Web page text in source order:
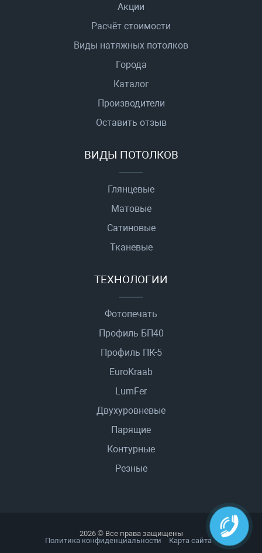
Акции
Расчёт стоимости
Виды натяжных потолков
Города
Каталог
Производители
Оставить отзыв
ВИДЫ ПОТОЛКОВ
Глянцевые
Матовые
Сатиновые
Тканевые
ТЕХНОЛОГИИ
Фотопечать
Профиль БП40
Профиль ПК-5
EuroKraab
LumFer
Двухуровневые
Парящие
Контурные
Резные
2026 © Все права защищены
Политика конфиденциальности
Карта сайта